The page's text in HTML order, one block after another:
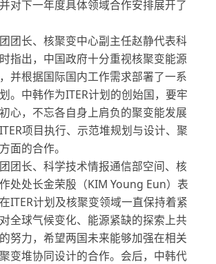
对下一年度具体领域合作安排展开了
长、核聚变中心副主任赵静代表科
指出，中国政府十分重视核聚变能源
并根据国际国内工作需求部署了一系
。中韩作为ITER计划的创始国，要牢
心，不忘各自身上肩负的聚变能发展
项目执行、示范堆规划与设计、聚
面的合作。
长、科学技术情报通信部空间、核
处处长金荣殷（KIM Young Eun）表
ITER计划及核聚变领域一直保持着紧
全球气候变化、能源紧缺的探索上共
努力，希望两国未来能够加强在相关
变堆协同设计的合作。会后，中韩代